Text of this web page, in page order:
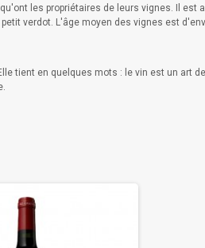
les propriétaires de leurs vignes. Il est
verdot. L'âge moyen des vignes est
tient en quelques mots : le vin est un art